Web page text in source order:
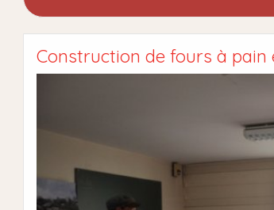
Construction de fours à pain